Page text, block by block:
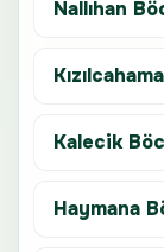
Nallıhan
Kalecik
Haymana